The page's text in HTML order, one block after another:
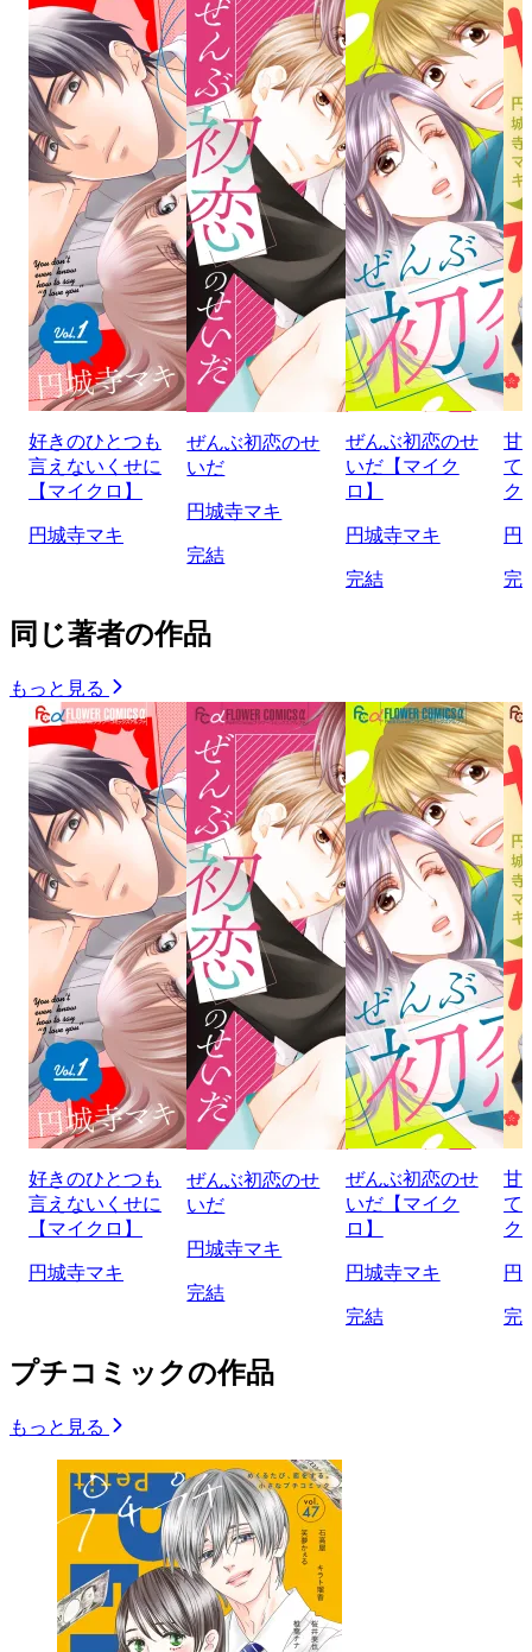
好きのひとつも
言えないくせに
【マイクロ】
円城寺マキ
ぜんぶ初恋のせ
いだ
円城寺マキ
完結
ぜんぶ初恋のせ
いだ【マイク
ロ】
円城寺マキ
完結
甘
て
ク
円
完
同じ著者の作品
もっと見る
好きのひとつも
言えないくせに
【マイクロ】
円城寺マキ
ぜんぶ初恋のせ
いだ
円城寺マキ
完結
ぜんぶ初恋のせ
いだ【マイク
ロ】
円城寺マキ
完結
甘
て
ク
円
完
プチコミックの作品
もっと見る